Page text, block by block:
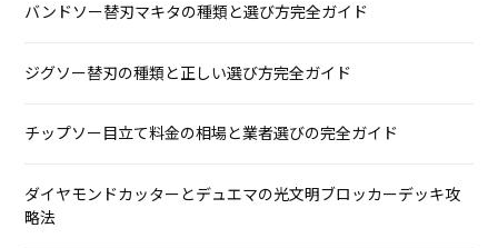
バンドソー替刃マキタの種類と選び方完全ガイド
ジグソー替刃の種類と正しい選び方完全ガイド
チップソー目立て料金の相場と業者選びの完全ガイド
ダイヤモンドカッターとデュエマの光文明ブロッカーデッキ攻
略法